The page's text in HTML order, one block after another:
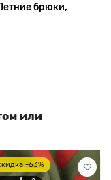
брюки,
или
-63%